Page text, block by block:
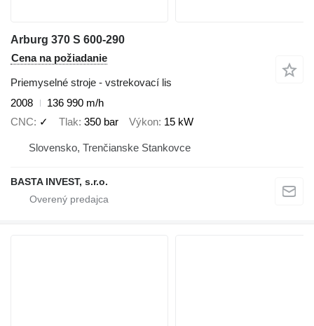
Arburg 370 S 600-290
Cena na požiadanie
Priemyselné stroje - vstrekovací lis
2008
136 990 m/h
CNC
✓ Tlak 350 bar Výkon 15 kW
Slovensko, Trenčianske Stankovce
BASTA INVEST, s.r.o.